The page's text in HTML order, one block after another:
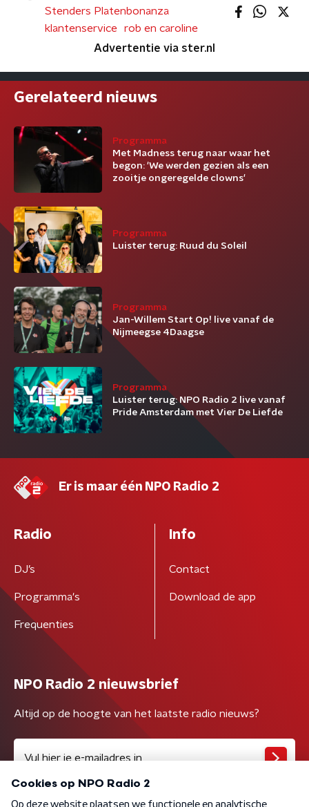
Stenders Platenbonanza
klantenservice
rob en caroline
Advertentie via ster.nl
Gerelateerd nieuws
Programma
Met Madness terug naar waar het
begon: 'We werden gezien als een
zooitje ongeregelde clowns'
Programma
Luister terug: Ruud du Soleil
Programma
Jan-Willem Start Op! live vanaf de
Nijmeegse 4Daagse
Programma
Luister terug: NPO Radio 2 live vanaf
Pride Amsterdam met Vier De Liefde
Er is maar één NPO Radio 2
Radio
DJ’s
Programma's
Frequenties
Info
Contact
Download de app
NPO Radio 2 nieuwsbrief
Altijd op de hoogte van het laatste radio nieuws?